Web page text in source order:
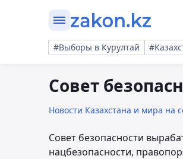
#Выборы в Курултай
Совет
Новости Казахстана и мира на
Совет безопасности
нацбезопасности,